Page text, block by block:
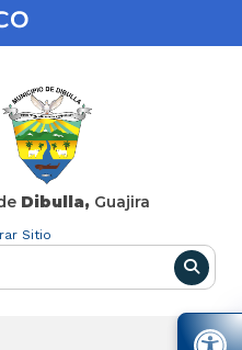
Dibulla, Guajira
Sitio